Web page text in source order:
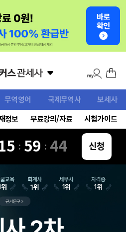
무역영어 국제무역사 보세사
정보 무료강의/자료 시험가이드
: 59 : 42 신청